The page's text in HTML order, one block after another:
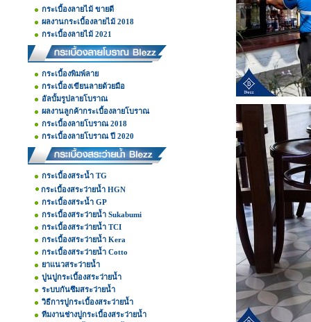
กระเบื้องลายไม้ ขายดี
ผลงานกระเบื้องลายไม้ 2018
กระเบื้องลายไม้ 2021
กระเบื้องพิมพ์ลาย
กระเบื้องเขียนลายด้วยมือ
อัลบั้มรูปลายโบราณ
ผลงานลูกค้ากระเบื้องลายโบราณ
กระเบื้องลายโบราณ 2018
กระเบื้องลายโบราณ ปี 2020
กระเบื้องสระน้ำ TG
กระเบื้องสระว่ายน้ำ HGN
กระเบื้องสระน้ำ GP
กระเบื้องสระว่ายน้ำ Sukabumi
กระเบื้องสระว่ายน้ำ TCI
กระเบื้องสระว่ายน้ำ Kera
กระเบื้องสระว่ายน้ำ Cotto
ยาแนวสระว่ายน้ำ
ปูนปูกระเบื้องสระว่ายน้ำ
ระบบกันซึมสระว่ายน้ำ
วิธีการปูกระเบื้องสระว่ายน้ำ
ทีมงานช่างปูกระเบื้องสระว่ายน้ำ